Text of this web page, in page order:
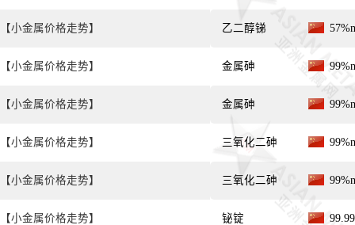
【小金属价格走势】
【小金属价格走势】
【小金属价格走势】
【小金属价格走势】
【小金属价格走势】
【小金属价格走势】
乙二醇锑
金属砷
金属砷
三氧化二砷
三氧化二砷
铋锭